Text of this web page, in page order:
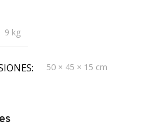
9 kg
50 × 45 × 15 cm